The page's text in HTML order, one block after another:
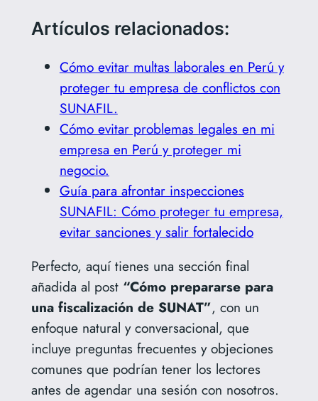
Artículos relacionados:
Cómo evitar multas laborales en Perú y
proteger tu empresa de conflictos con
SUNAFIL.
Cómo evitar problemas legales en mi
empresa en Perú y proteger mi
negocio.
Guía para afrontar inspecciones
SUNAFIL: Cómo proteger tu empresa,
evitar sanciones y salir fortalecido
Perfecto, aquí tienes una sección final
añadida al post “Cómo prepararse para
una fiscalización de SUNAT”, con un
enfoque natural y conversacional, que
incluye preguntas frecuentes y objeciones
comunes que podrían tener los lectores
antes de agendar una sesión con nosotros.